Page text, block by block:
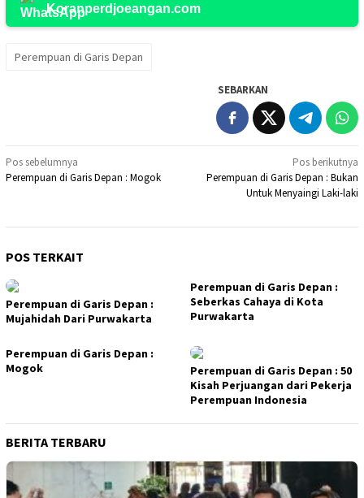
Koranperdjoeangan.com
Perempuan di Garis Depan
SEBARKAN
Navigasi
pos
Pos sebelumnya
Perempuan di Garis Depan : Mogok
Pos berikutnya
Perempuan di Garis Depan : Bukan
Untuk Menyaingi Laki-laki
POS TERKAIT
Perempuan di Garis Depan :
Mujahidah Dari Purwakarta
Perempuan di Garis Depan :
Seberkas Cahaya di Kota
Purwakarta
Perempuan di Garis Depan :
Mogok
Perempuan di Garis Depan : 50
Kisah Perjuangan dari Pekerja
Perempuan Indonesia
BERITA TERBARU